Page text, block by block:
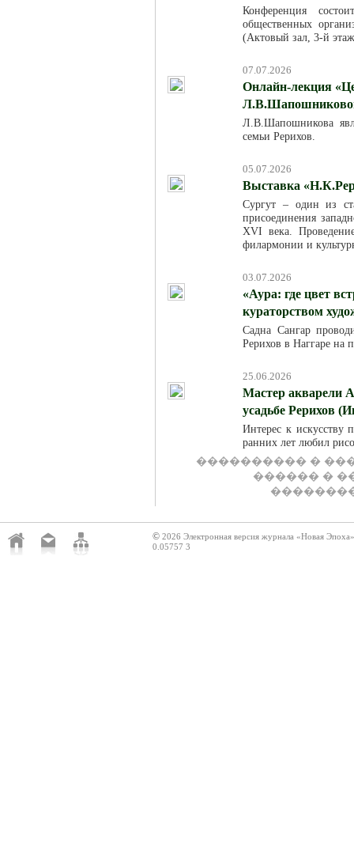
Конференция
общественных
(Актовый зал, 3-й
07.07.2026
Онлайн-лекция
Л.В.Шапошникова
семьи Рерихов.
05.07.2026
Выставка
Сургут – один из
присоединения
XVI века.
филармонии и
03.07.2026
«Аура: где цвет
кураторством
Садна Сангар
Рерихов в Наггаре на
25.06.2026
Мастер акварели
усадьбе Рерихов
Интерес к искусству
ранних лет любил
���������� �
������ �
© 2026 Электронная версия журнала «Новая Эпоха»
0.05757 3